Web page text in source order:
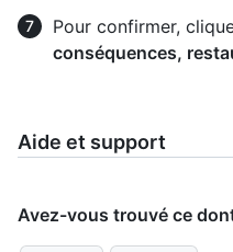
Pour confirmer,
conséquences,
Aide et support
Avez-vous trouvé ce